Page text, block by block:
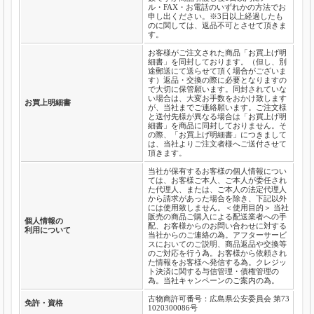
ル・FAX・お電話のいずれかの方法でお
申し出ください。※3日以上経過したも
のに関しては、返品不可とさせて頂きま
す。
お買上明細書
お客様がご注文された商品「お買上げ明
細書」を同封しております。（但し、別
途郵送にて送らせて頂く場合がございま
す）返品・交換の際に必要となりますの
で大切に保管願います。同封されていな
い場合は、大変お手数をおかけ致します
が、当社までご連絡願います。ご注文様
と送付先様が異なる場合は「お買上げ明
細書」を商品に同封しておりません。そ
の際、「お買上げ明細書」につきまして
は、当社よりご注文者様へご送付させて
頂きます。
個人情報の
利用について
当社が保有するお客様の個人情報につい
ては、お客様ご本人、ご本人が委任され
た代理人、または、ご本人の法定代理人
から請求があった場合を除き、下記以外
には使用致しません。＜使用目的＞ 当社
販売の商品ご購入による配送業者への手
配、お客様からのお問い合わせに対する
当社からのご連絡の為。アフターサービ
スにおいてのご説明、商品返品や交換等
のご対応を行う為。お客様から依頼され
た情報をお客様へ発信する為。クレジッ
ト決済に関する与信管理・債権管理の
為。当社キャンペーンのご案内の為。
免許・資格
古物商許可番号：広島県公安委員会 第73
1020300086号